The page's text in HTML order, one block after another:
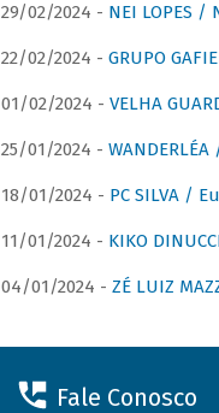
29/02/2024 - NEI LOPES /
22/02/2024 - GRUPO
01/02/2024 - VELHA
25/01/2024 -
18/01/2024 - PC SILVA /
11/01/2024 - KIKO
04/01/2024 - ZÉ LUIZ
Fale Conosco